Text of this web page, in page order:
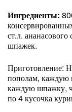
Ингредиенты:
ст.л.
шпажек.
Приготовление:
пополам, каждую
каждую шпажку,
по 4 кусочка